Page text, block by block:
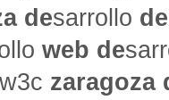
desarrollo de
web de
zaragoza